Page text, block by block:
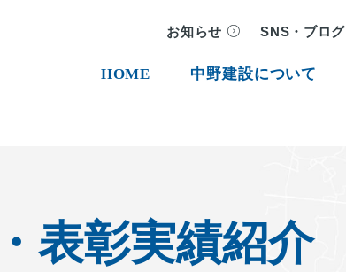
お知らせ SNS・ブログ
HOME 中野建設について
表彰実績紹介